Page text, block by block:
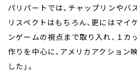
パリパートでは、チャップリンやバ
リスペクトはもちろん、更にはマイ
ンゲームの視点まで取り入れ、１カ
作りを中心に、アメリカアクション
した」。